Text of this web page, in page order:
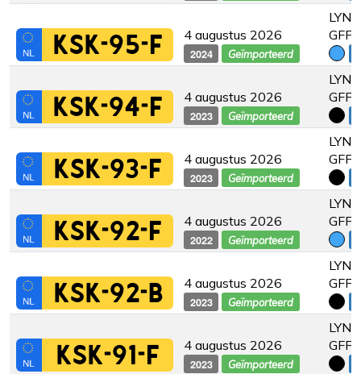
KSK-95-F 4 augustus 2026
2024 Geïmporteerd
GFF
KSK-94-F 4 augustus 2026
2023 Geïmporteerd
GFF
KSK-93-F 4 augustus 2026
2023 Geïmporteerd
GFF
KSK-92-F 4 augustus 2026
2022 Geïmporteerd
GFF
KSK-92-B 4 augustus 2026
2023 Geïmporteerd
GFF
KSK-91-F 4 augustus 2026
2023 Geïmporteerd
GFF